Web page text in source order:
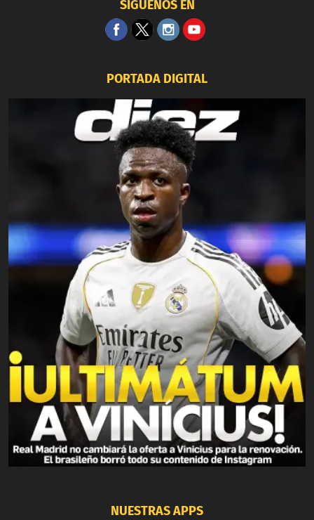
SÍGUENOS EN
PORTADA DIGITAL
NUESTRAS APPS